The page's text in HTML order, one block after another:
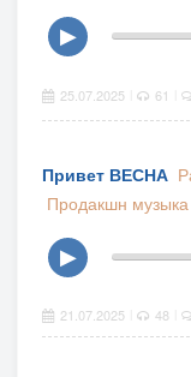
▶
25.07.2025 61
Привет ВЕСНА
Продакшн музыка
▶
21.07.2025 48